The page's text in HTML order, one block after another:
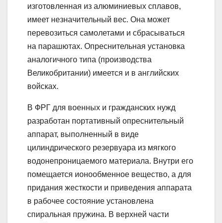
изготовленная из алюминиевых сплавов,
имеет незначительный вес. Она может
перевозиться самолетами и сбрасываться
на парашютах. Опреснительная установка
аналогичного типа (производства
Великобритании) имеется и в английских
войсках.
В ФРГ для военных и гражданских нужд
разработан портативный опреснительный
аппарат, выполненный в виде
цилиндрического резервуара из мягкого
водонепроницаемого материала. Внутри его
помещается ионообменное вещество, а для
придания жесткости и приведения аппарата
в рабочее состояние установлена
спиральная пружина. В верхней части